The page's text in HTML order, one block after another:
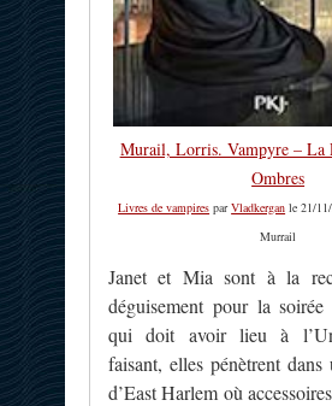
Murail, Lorris. Vampyre – La
Ombres
Livres de vampires parVladkergan le 21/
Murrail
Janet et Mia sont à la
déguisement pour la soirée
qui doit avoir lieu à
faisant, elles pénètrent dans
d’East Harlem où